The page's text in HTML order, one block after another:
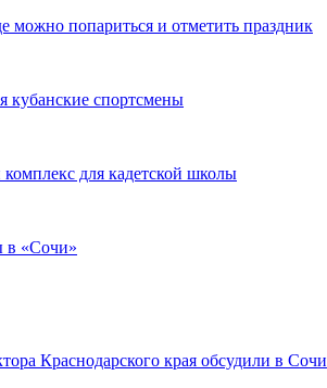
можно попариться и отметить праздник
кубанские спортсмены
для кадетской школы
в «Сочи»
Краснодарского края обсудили в Сочи